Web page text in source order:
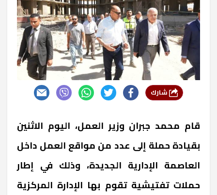
قام محمد جبران وزير العمل، اليوم الاثنين
بقيادة حملة إلى عدد من مواقع العمل داخل
العاصمة الإدارية الجديدة، وذلك في إطار
حملات تفتيشية تقوم بها الإدارة المركزية